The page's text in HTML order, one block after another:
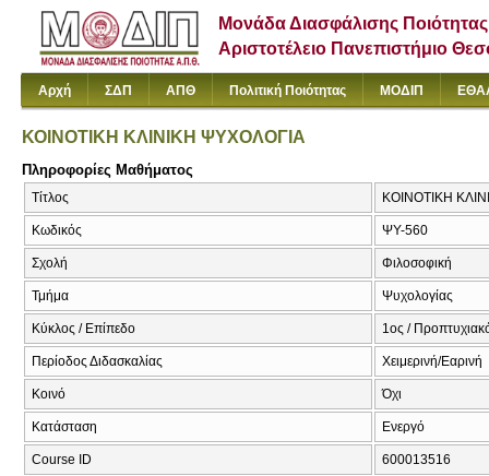
Μονάδα Διασφάλισης Ποιότητας
Αριστοτέλειο Πανεπιστήμιο
Αρχή ΣΔΠ ΑΠΘ Πολιτική Ποιότητας ΜΟΔΙΠ
ΚΟΙΝΟΤΙΚΗ ΚΛΙΝΙΚΗ ΨΥΧΟΛΟΓΙΑ
Πληροφορίες Μαθήματος
Τίτλος ΚΟΙΝΟΤΙΚΗ
Κωδικός ΨΥ-560
Σχολή Φιλοσοφική
Τμήμα Ψυχολογίας
Κύκλος / Επίπεδο 1ος /
Περίοδος Διδασκαλίας Χειμερινή/Εαρινή
Κοινό Όχι
Κατάσταση Ενεργό
Course ID 600013516